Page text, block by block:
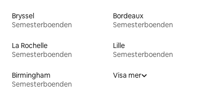
Bryssel
Semesterboenden
Bordeaux
Semesterboenden
La Rochelle
Semesterboenden
Lille
Semesterboenden
Birmingham
Semesterboenden
Visa mer